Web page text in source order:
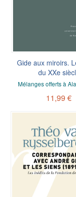
Gide aux miroirs.
du XXe
Mélanges offerts à
11,99 €